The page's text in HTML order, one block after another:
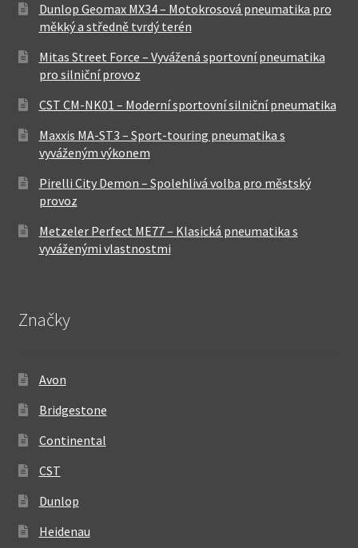
Dunlop Geomax MX34 – Motokrosová pneumatika pro
měkký a středně tvrdý terén
Mitas Street Force – Vyvážená sportovní pneumatika
pro silniční provoz
CST CM-NK01 – Moderní sportovní silniční pneumatika
Maxxis MA-ST3 – Sport-touring pneumatika s
vyváženým výkonem
Pirelli City Demon – Spolehlivá volba pro městský
provoz
Metzeler Perfect ME77 – Klasická pneumatika s
vyváženými vlastnostmi
Značky
Avon
Bridgestone
Continental
CST
Dunlop
Heidenau